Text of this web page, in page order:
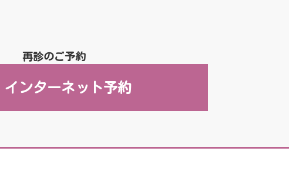
再診のご予約
インターネット予約